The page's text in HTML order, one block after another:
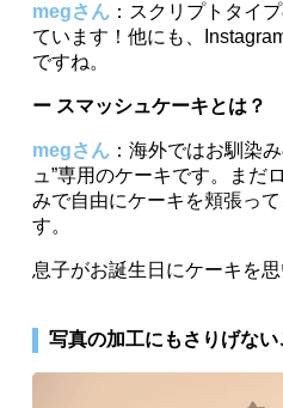
megさん ：スクリプトタイ
ています！他にも、
ですね。
ー スマッシュケーキとは？
megさん ：海外ではお馴染
ュ”専用のケーキです。まだ
みで自由にケーキを頬張っ
す。
息子がお誕生日にケーキを
写真の加工にもさりげない